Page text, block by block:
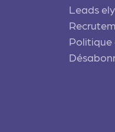
Leads
Politique